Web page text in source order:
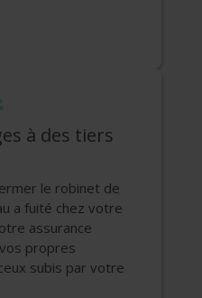
à des tiers
le robinet de
a fuité chez votre
assurance
propres
subis par votre